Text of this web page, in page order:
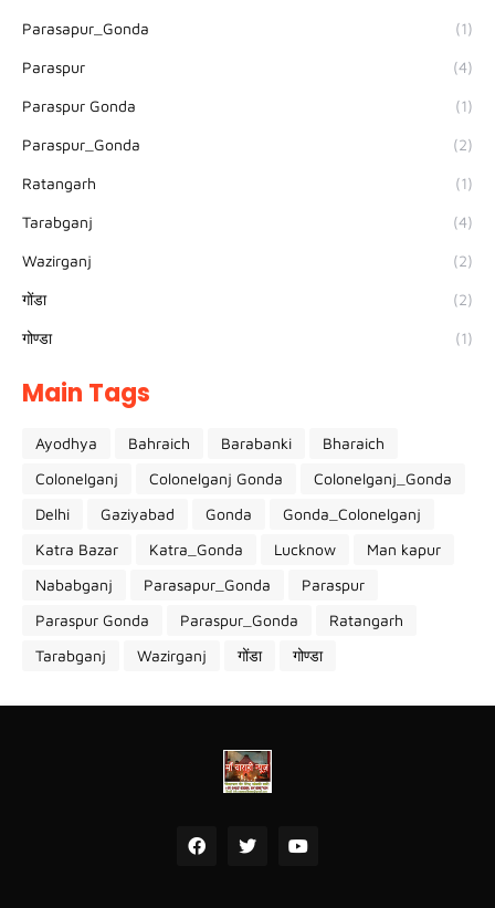
Parasapur_Gonda (1)
Paraspur (4)
Paraspur Gonda (1)
Paraspur_Gonda (2)
Ratangarh (1)
Tarabganj (4)
Wazirganj (2)
गोंडा (2)
गोण्डा (1)
Main Tags
Ayodhya Bahraich Barabanki
Bharaich
Colonelganj
Colonelganj Gonda
Colonelganj_Gonda
Delhi
Gaziyabad Gonda
Gonda_Colonelganj
Katra Bazar
Katra_Gonda Lucknow
Man kapur
Nababganj
Parasapur_Gonda
Paraspur
Paraspur Gonda
Paraspur_Gonda
Ratangarh
Tarabganj
Wazirganj गोंडा गोण्डा